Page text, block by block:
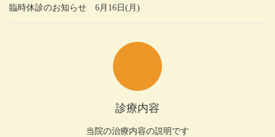
臨時休診のお知らせ 6月16日(月)
診療内容
当院の治療内容の説明です